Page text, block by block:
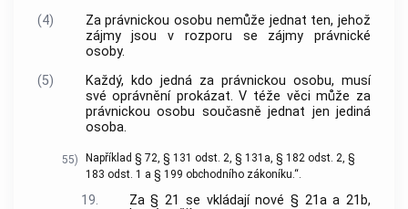
(4)
Za právnickou osobu nemůže jednat ten, jehož
zájmy jsou v rozporu se zájmy právnické
osoby.
(5)
Každý, kdo jedná za právnickou osobu, musí
své oprávnění prokázat. V téže věci může za
právnickou osobu současně jednat jen jediná
osoba.
55)
Například § 72, § 131 odst. 2, § 131a, § 182 odst. 2, §
183 odst. 1 a § 199 obchodního zákoníku.“.
19.
Za § 21 se vkládají nové § 21a a 21b,